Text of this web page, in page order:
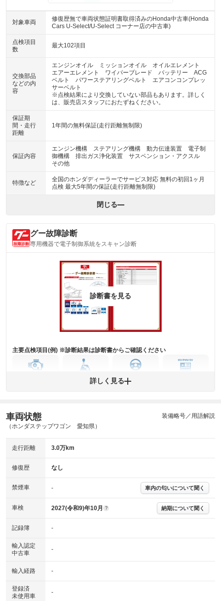
対象車両
修復歴無で車両状態証明書取得済みのHonda中古車(Honda
Cars U-Select/U-Select コーナー店の中古車)
点検項目
数
最大102項目
交換部品
などの内
容
エンジンオイル ミッションオイル オイルエレメント
エアーエレメント ワイパーブレード バッテリー ACG
ベルト パワーステアリングベルト エアコンコンプレッ
サーベルト
※点検結果により交換していない部品もあります。詳しく
は、販売店スタッフにおたずねください。
保証期
間・走行
距離
1年間の無料保証(走行距離無制限)
保証内容
エンジン機構 ステアリング機構 動力伝達装置 電子制
御機構 排出ガス浄化装置 サスペンション・アクスル
その他
特徴など
全国のホンダディーラーでサービス対応 無料の初回1ヶ月
点検 最大5年間の保証(走行距離無制限)
閉じる
グー故障診断
専用機器で電子制御系統をスキャン診断
診断書を見る
主要点検項目(例) ※診断結果は診断書からご確認ください
ミッション
ステアリング
ABS その他
※グー故障診断は保証サービスではございません。購入時は必ず現車をご
※実際にお渡しする故障診断書につきましては、形式および表示項目が異
※グー故障診断書はあくまでも実施時点での診断結果となります。将来に
わたり車両状態を担保するものではありませんので、車両情報等の詳細は
詳しく見る
車両状態
（ホンダステップワゴン 愛知県）
装備略号／用語解説
走行距離 3.0万km
修復歴 なし
禁煙車 - 車内の匂いについて聞く
車検 2027(令和9)年10月 ? 納期について聞く
記録簿 -
輸入認定
中古車
-
輸入経路 -
登録済
未使用車
-